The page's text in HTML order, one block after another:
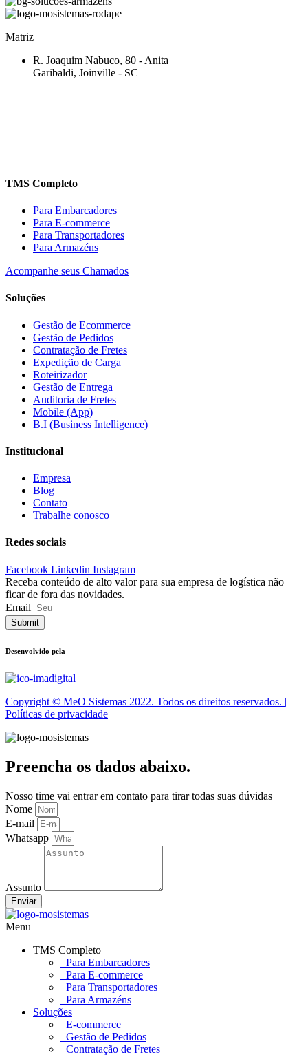
Matriz
R. Joaquim Nabuco, 80 - Anita
Garibaldi, Joinville - SC
TMS Completo
Para Embarcadores
Para E-commerce
Para Transportadores
Para Armazéns
Acompanhe seus Chamados
Soluções
Gestão de Ecommerce
Gestão de Pedidos
Contratação de Fretes
Expedição de Carga
Roteirizador
Gestão de Entrega
Auditoria de Fretes
Mobile (App)
B.I (Business Intelligence)
Institucional
Empresa
Blog
Contato
Trabalhe conosco
Redes sociais
Facebook Linkedin Instagram
Receba conteúdo de alto valor para sua empresa de logística não
ficar de fora das novidades.
Email
Submit
Desenvolvido pela
Copyright © MeO Sistemas 2022. Todos os direitos reservados. |
Políticas de privacidade
Preencha os dados abaixo.
Nosso time vai entrar em contato para tirar todas suas dúvidas
Nome
E-mail
Whatsapp
Assunto
Enviar
Menu
TMS Completo
Para Embarcadores
Para E-commerce
Para Transportadores
Para Armazéns
Soluções
E-commerce
Gestão de Pedidos
Contratação de Fretes